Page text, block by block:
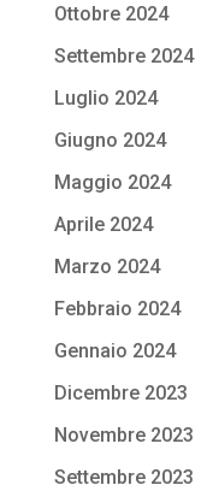
Ottobre 2024
Settembre 2024
Luglio 2024
Giugno 2024
Maggio 2024
Aprile 2024
Marzo 2024
Febbraio 2024
Gennaio 2024
Dicembre 2023
Novembre 2023
Settembre 2023